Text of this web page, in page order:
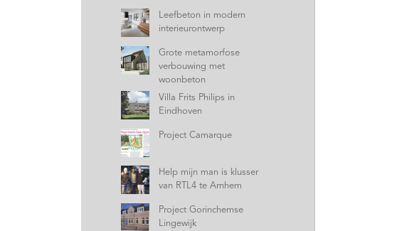
Leefbeton in modern
interieurontwerp
Grote metamorfose
verbouwing met
woonbeton
Villa Frits Philips in
Eindhoven
Project Camarque
Help mijn man is klusser
van RTL4 te Arnhem
Project Gorinchemse
Lingewijk